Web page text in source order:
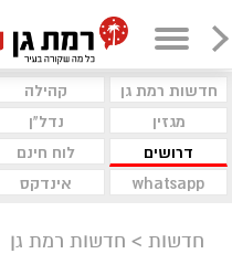
חדשות רמת גן קהילה
מגזין
נדל"ן
דרושים
לוח חינם
whatsapp
אינדקס
חדשות > חדשות רמת גן